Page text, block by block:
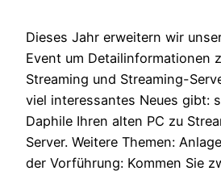
Dieses Jahr erweitern wir
Event um Detailinformationen
Streaming und Streaming-
viel interessantes Neues gibt:
Daphile Ihren alten PC zu
Server. Weitere Themen:
der Vorführung: Kommen Sie